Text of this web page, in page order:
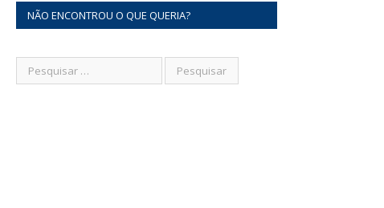
NÃO ENCONTROU O QUE QUERIA?